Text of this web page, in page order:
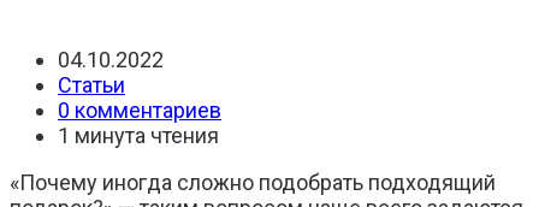
Запись
опубликована:
04.10.2022
Рубрика
записи:
Статьи
Комментарии
к
0 комментариев
Время
1 минута чтения
«Почему иногда сложно подобрать подходящий